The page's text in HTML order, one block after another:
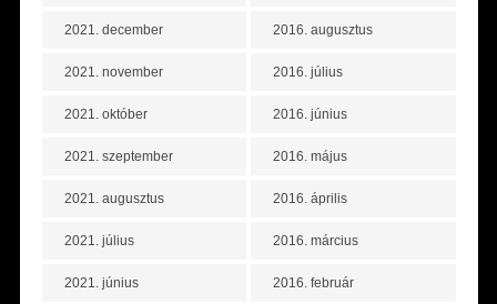
2021. december
2021. november
2021. október
2021. szeptember
2021. augusztus
2021. július
2021. június
2016. augusztus
2016. július
2016. június
2016. május
2016. április
2016. március
2016. február